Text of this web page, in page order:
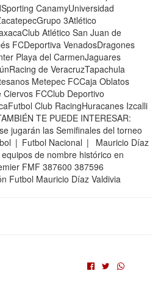
CanamyUniversidad
3Atlético
Atlético San Juan de
FCDeportiva VenadosDragones
Playa del CarmenJaguares
de VeracruzTapachula
Metepec FCCaja Oblatos
FCClub Deportivo
Club RacingHuracanes Izcalli
TE PUEDE INTERESAR:
jugarán las Semifinales del torneo
| Futbol Nacional | Mauricio Díaz
de nombre histórico en
FMF 387600 387596
Futbol Mauricio Díaz Valdivia